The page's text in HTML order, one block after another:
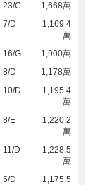
23/C
1,668萬
7/D
1,169.4
萬
16/G
1,900萬
8/D
1,178萬
10/D
1,195.4
萬
8/E
1,220.2
萬
11/D
1,228.5
萬
5/D
1,175.5